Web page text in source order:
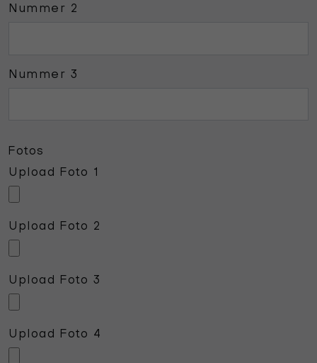
Nummer 2
Nummer 3
Fotos
Upload Foto 1
Upload Foto 2
Upload Foto 3
Upload Foto 4